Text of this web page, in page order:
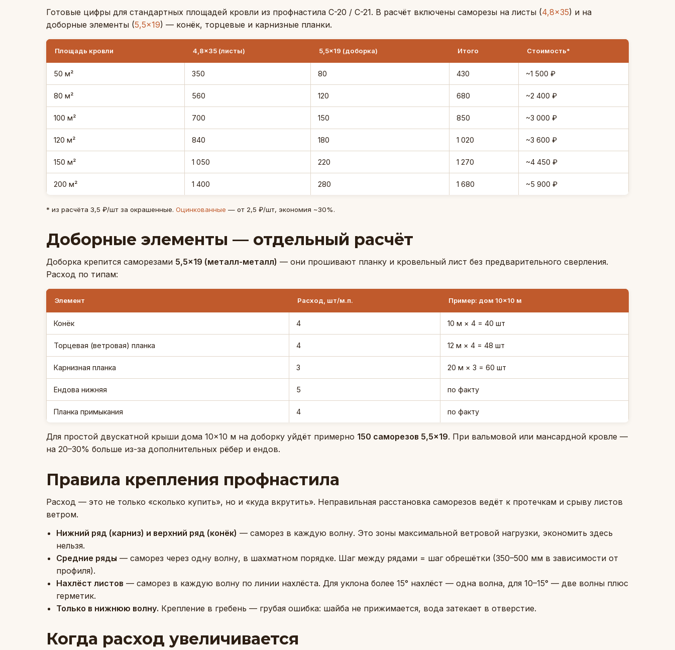
Готовые цифры для стандартных площадей кровли из профнастила С-20 / С-21. В расчёт включены саморезы на листы (4,8×35) и на
доборные элементы (5,5×19) — конёк, торцевые и карнизные планки.
Площадь кровли 4,8×35 (листы) 5,5×19 (доборка) Итого Стоимость*
50 м² 350 80 430 ~1 500 ₽
80 м² 560 120 680 ~2 400 ₽
100 м² 700 150 850 ~3 000 ₽
120 м² 840 180 1 020 ~3 600 ₽
150 м² 1 050 220 1 270 ~4 450 ₽
200 м² 1 400 280 1 680 ~5 900 ₽
* из расчёта 3,5 ₽/шт за окрашенные. Оцинкованные — от 2,5 ₽/шт, экономия ~30%.
Доборные элементы — отдельный расчёт
Доборка крепится саморезами 5,5×19 (металл-металл) — они прошивают планку и кровельный лист без предварительного сверления.
Расход по типам:
Элемент Расход, шт/м.п. Пример: дом 10×10 м
Конёк 4 10 м × 4 = 40 шт
Торцевая (ветровая) планка 4 12 м × 4 = 48 шт
Карнизная планка 3 20 м × 3 = 60 шт
Ендова нижняя 5 по факту
Планка примыкания 4 по факту
Для простой двускатной крыши дома 10×10 м на доборку уйдёт примерно 150 саморезов 5,5×19. При вальмовой или мансардной кровле —
на 20–30% больше из-за дополнительных рёбер и ендов.
Правила крепления профнастила
Расход — это не только «сколько купить», но и «куда вкрутить». Неправильная расстановка саморезов ведёт к протечкам и срыву листов
ветром.
Нижний ряд (карниз) и верхний ряд (конёк) — саморез в каждую волну. Это зоны максимальной ветровой нагрузки, экономить здесь
нельзя.
Средние ряды — саморез через одну волну, в шахматном порядке. Шаг между рядами = шаг обрешётки (350–500 мм в зависимости от
профиля).
Нахлёст листов — саморез в каждую волну по линии нахлёста. Для уклона более 15° нахлёст — одна волна, для 10–15° — две волны плюс
герметик.
Только в нижнюю волну. Крепление в гребень — грубая ошибка: шайба не прижимается, вода затекает в отверстие.
Когда расход увеличивается